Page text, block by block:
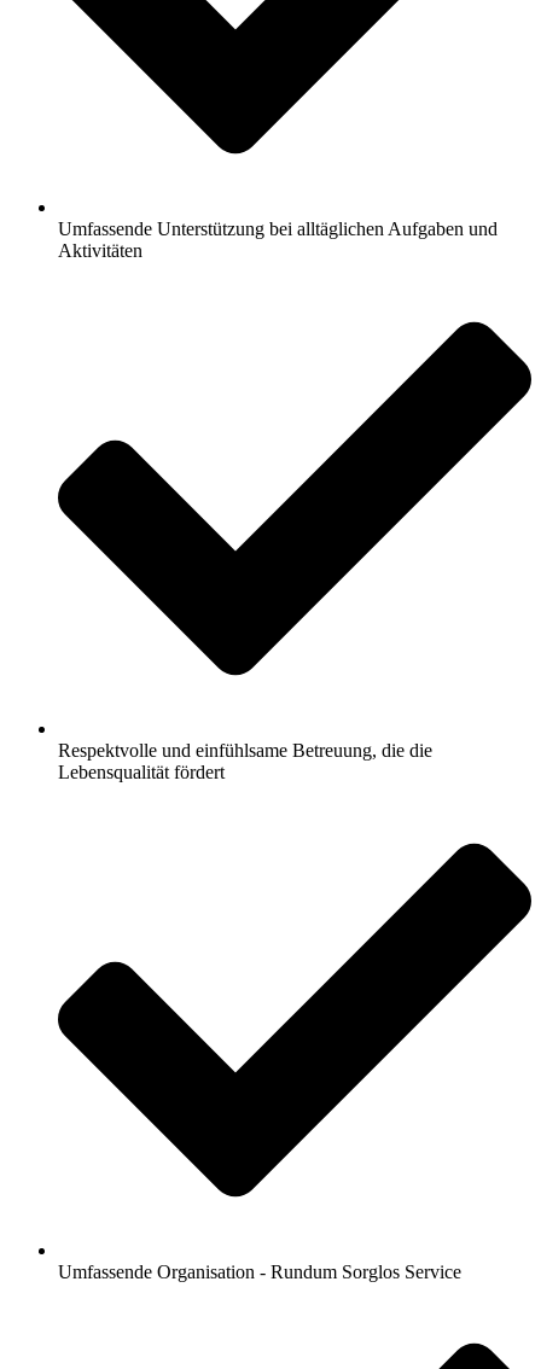
Umfassende Unterstützung bei alltäglichen Aufgaben und
Aktivitäten
Respektvolle und einfühlsame Betreuung, die die
Lebensqualität fördert
Umfassende Organisation - Rundum Sorglos Service